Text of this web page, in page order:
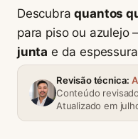
Descubraquantos
para piso ou
junta e da
Revisão técnica:
Conteúdo
Atualizado em